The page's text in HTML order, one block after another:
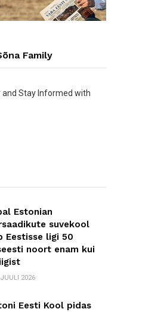
Family
and Stay Informed with
Estonian
suvekool
Eestisse ligi 50
noort enam kui
2026
Eesti Kool pidas